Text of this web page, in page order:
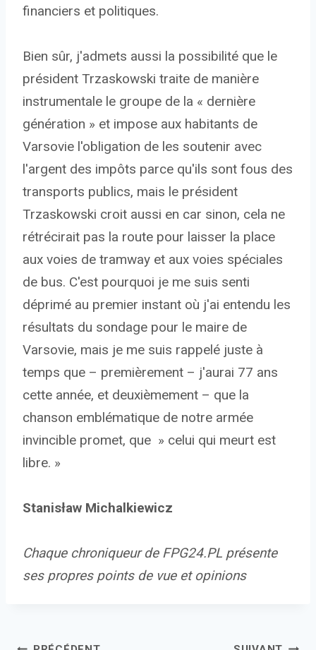
financiers et politiques.
Bien sûr, j'admets aussi la possibilité que le
président Trzaskowski traite de manière
instrumentale le groupe de la « dernière
génération » et impose aux habitants de
Varsovie l'obligation de les soutenir avec
l'argent des impôts parce qu'ils sont fous des
transports publics, mais le président
Trzaskowski croit aussi en car sinon, cela ne
rétrécirait pas la route pour laisser la place
aux voies de tramway et aux voies spéciales
de bus. C'est pourquoi je me suis senti
déprimé au premier instant où j'ai entendu les
résultats du sondage pour le maire de
Varsovie, mais je me suis rappelé juste à
temps que – premièrement – j'aurai 77 ans
cette année, et deuxièmement – que la
chanson emblématique de notre armée
invincible promet, que » celui qui meurt est
libre. »
Stanisław Michalkiewicz
Chaque chroniqueur de FPG24.PL présente
ses propres points de vue et opinions